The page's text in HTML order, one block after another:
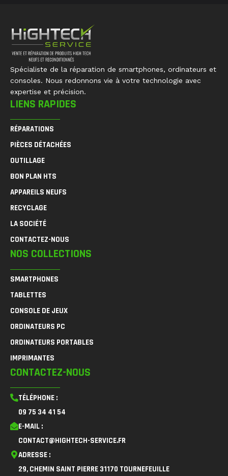
Spécialiste de la réparation de smartphones, ordinateurs et
consoles. Nous redonnons vie à votre technologie avec
expertise et précision.
LIENS RAPIDES
RÉPARATIONS
PIÈCES DÉTACHÉES
OUTILLAGE
BON PLAN HTS
APPAREILS NEUFS
RECYCLAGE
LA SOCIÉTÉ
CONTACTEZ-NOUS
NOS COLLECTIONS
SMARTPHONES
TABLETTES
CONSOLE DE JEUX
ORDINATEURS PC
ORDINATEURS PORTABLES
IMPRIMANTES
CONTACTEZ-NOUS
TÉLÉPHONE :
09 75 34 41 54
E-MAIL :
CONTACT@HIGHTECH-SERVICE.FR
ADRESSE :
29, CHEMIN SAINT PIERRE 31170 TOURNEFEUILLE